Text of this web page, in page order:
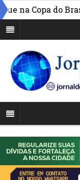
Copa do Brasil »